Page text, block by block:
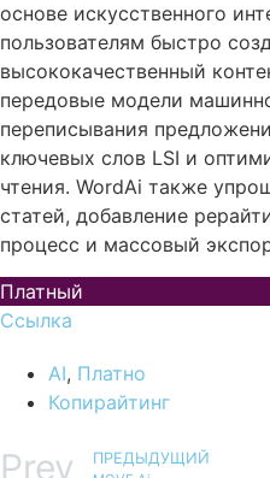
основе искусственного
пользователям быстро
высококачественный
передовые модели
переписывания
ключевых слов LSI и
чтения. WordAi также
статей, добавление
процесс и массовый
Платный
Ссылка
AI, Платно
Копирайтинг
Prev ПРЕДЫДУЩИЙ